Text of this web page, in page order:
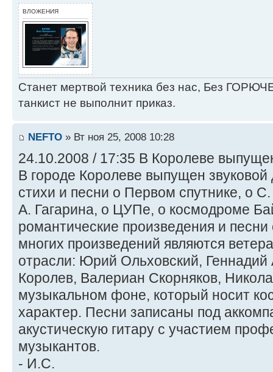
ВЛОЖЕНИЯ
Станет мертвой техника без нас, Без
танкист не выполнит приказ.
NEFTO » Вт ноя 25, 2008 10:28
24.10.2008 / 17:35 В Королеве
В городе Королеве выпущен
стихи и песни о Первом спутнике, о
А. Гагарина, о ЦУПе, о космодроме
романтические произведения и
многих произведений являются
отрасли: Юрий Ольховский,
Королев, Валериан Скорняков,
музыкальном фоне, который носит
характер. Песни записаны под
акустическую гитару с участием
музыкантов.
- И.С.